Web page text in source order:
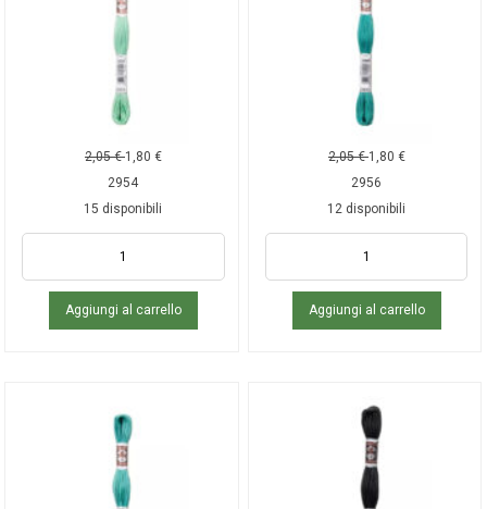
2,05€ 1,80 €
2954
15 disponibili
Aggiungi al carrello
2,05€ 1,80 €
2956
12 disponibili
Aggiungi al carrello